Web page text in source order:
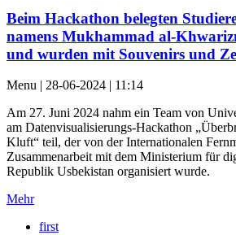
Beim Hackathon belegten
namens Mukhammad al-
und wurden mit Souvenirs und
Menu | 28-06-2024 | 11:14
Am 27. Juni 2024 nahm ein Team von
am Datenvisualisierungs-Hackathon
Kluft“ teil, der von der Internationalen
Zusammenarbeit mit dem Ministerium für
Republik Usbekistan organisiert wurde.
Mehr
first